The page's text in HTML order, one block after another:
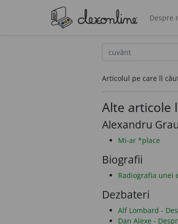
Despre
Articolul pe care îl
Alte articole
Alexandru
Mi-ar *place
Biografii
Radiografia unei
Dezbateri
Alf Lombard -
Dan Alexe -